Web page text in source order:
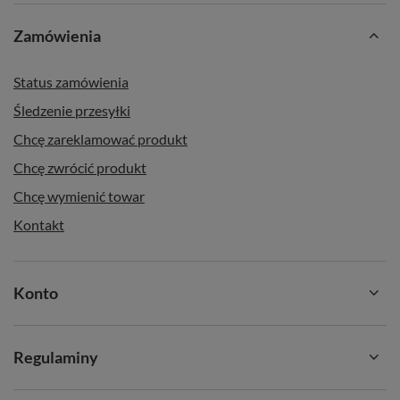
japońskiej herbaty matcha 🍵? Mary Rose oferuje coś więcej
spotkaniu przy filiżance herbaty. ✨
🌐Strona internetowa marki:
Zamówienia
Status zamówienia
Śledzenie przesyłki
Chcę zareklamować produkt
Chcę zwrócić produkt
Chcę wymienić towar
Kontakt
Konto
Regulaminy